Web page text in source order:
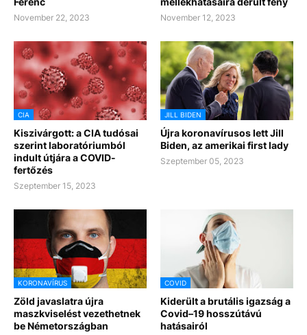
November 22, 2023 November 12, 2023
CIA
Kiszivárgott: a CIA tudósai
szerint laboratóriumból
indult útjára a COVID-
fertőzés
Szeptember 15, 2023
JILL BIDEN
Újra koronavírusos lett Jill
Biden, az amerikai first lady
Szeptember 05, 2023
KORONAVÍRUS
Zöld javaslatra újra
maszkviselést vezethetnek
be Németországban
COVID
Kiderült a brutális igazság a
Covid–19 hosszútávú
hatásairól